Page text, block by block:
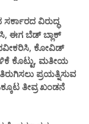
ಸರ್ಕಾರದ ವಿರುದ್ಧ
ಈಗ ಬೆಡ್ ಬ್ಲಾಕ್
ಕೋವಿಡ್
ಕೊಟ್ಟು, ಮತೀಯ
ಪ್ರಯತ್ನಿಸುವ
ತೀವ್ರ ಖಂಡನೆ